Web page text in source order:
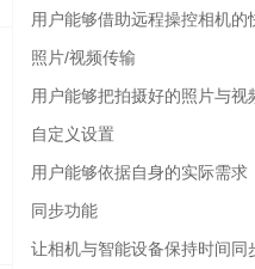
用户能够借助远程操控相机的
照片/视频传输
用户能够把拍摄好的照片与视
自定义设置
用户能够依据自身的实际需求
同步功能
让相机与智能设备保持时间同